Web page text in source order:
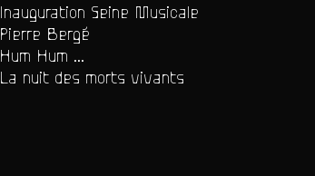
Inauguration Seine Musicale
Pierre Bergé
Hum Hum ...
La nuit des morts vivants